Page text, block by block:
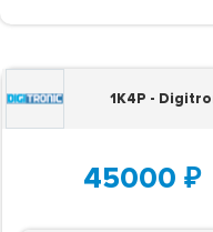
1K4P -
45000 ₽